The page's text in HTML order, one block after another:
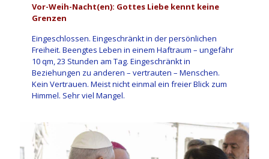
Vor-Weih-Nacht(en): Gottes Liebe kennt keine
Grenzen
Eingeschlossen. Eingeschränkt in der persönlichen
Freiheit. Beengtes Leben in einem Haftraum – ungefähr
10 qm, 23 Stunden am Tag. Eingeschränkt in
Beziehungen zu anderen – vertrauten – Menschen.
Kein Vertrauen. Meist nicht einmal ein freier Blick zum
Himmel. Sehr viel Mangel.